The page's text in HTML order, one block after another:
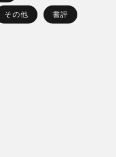
その他 書評